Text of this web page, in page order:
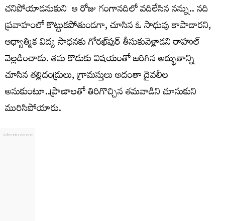
చనిపోయాడనుకుని ఆ రోజు గంగానదిలో వదిలేసిన నన్ను.. నది
ప్రవాహంలో కొట్టుకపోతుండగా, చూసిన ఓ సాధువు కాపాడారని,
ఆధ్యాత్మిక విద్య సాధనకు గోరఖ్‌పుర్‌ తీసుకువెళ్లాడని రాహుల్‌
వెల్లడించాడు. తమ కొడుకు విషయంతో జరిగిన అద్భుతాన్ని
చూసిన తల్లిదండ్రులు, గ్రామస్తులు అదంతా దైవలీల
అనుకుంటూ..ప్రాణాలతో తిరిగొచ్చిన తమవాడిని చూసుకుని
మురిసిపోయారు.